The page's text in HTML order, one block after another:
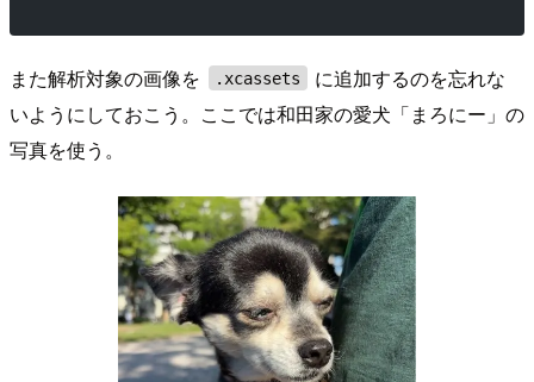
また解析対象の画像を .xcassets
に追加するのを忘れな
いようにしておこう。ここでは和田家の愛犬「まろにー」の
写真を使う。